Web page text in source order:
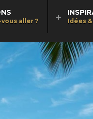
aller ? Idées